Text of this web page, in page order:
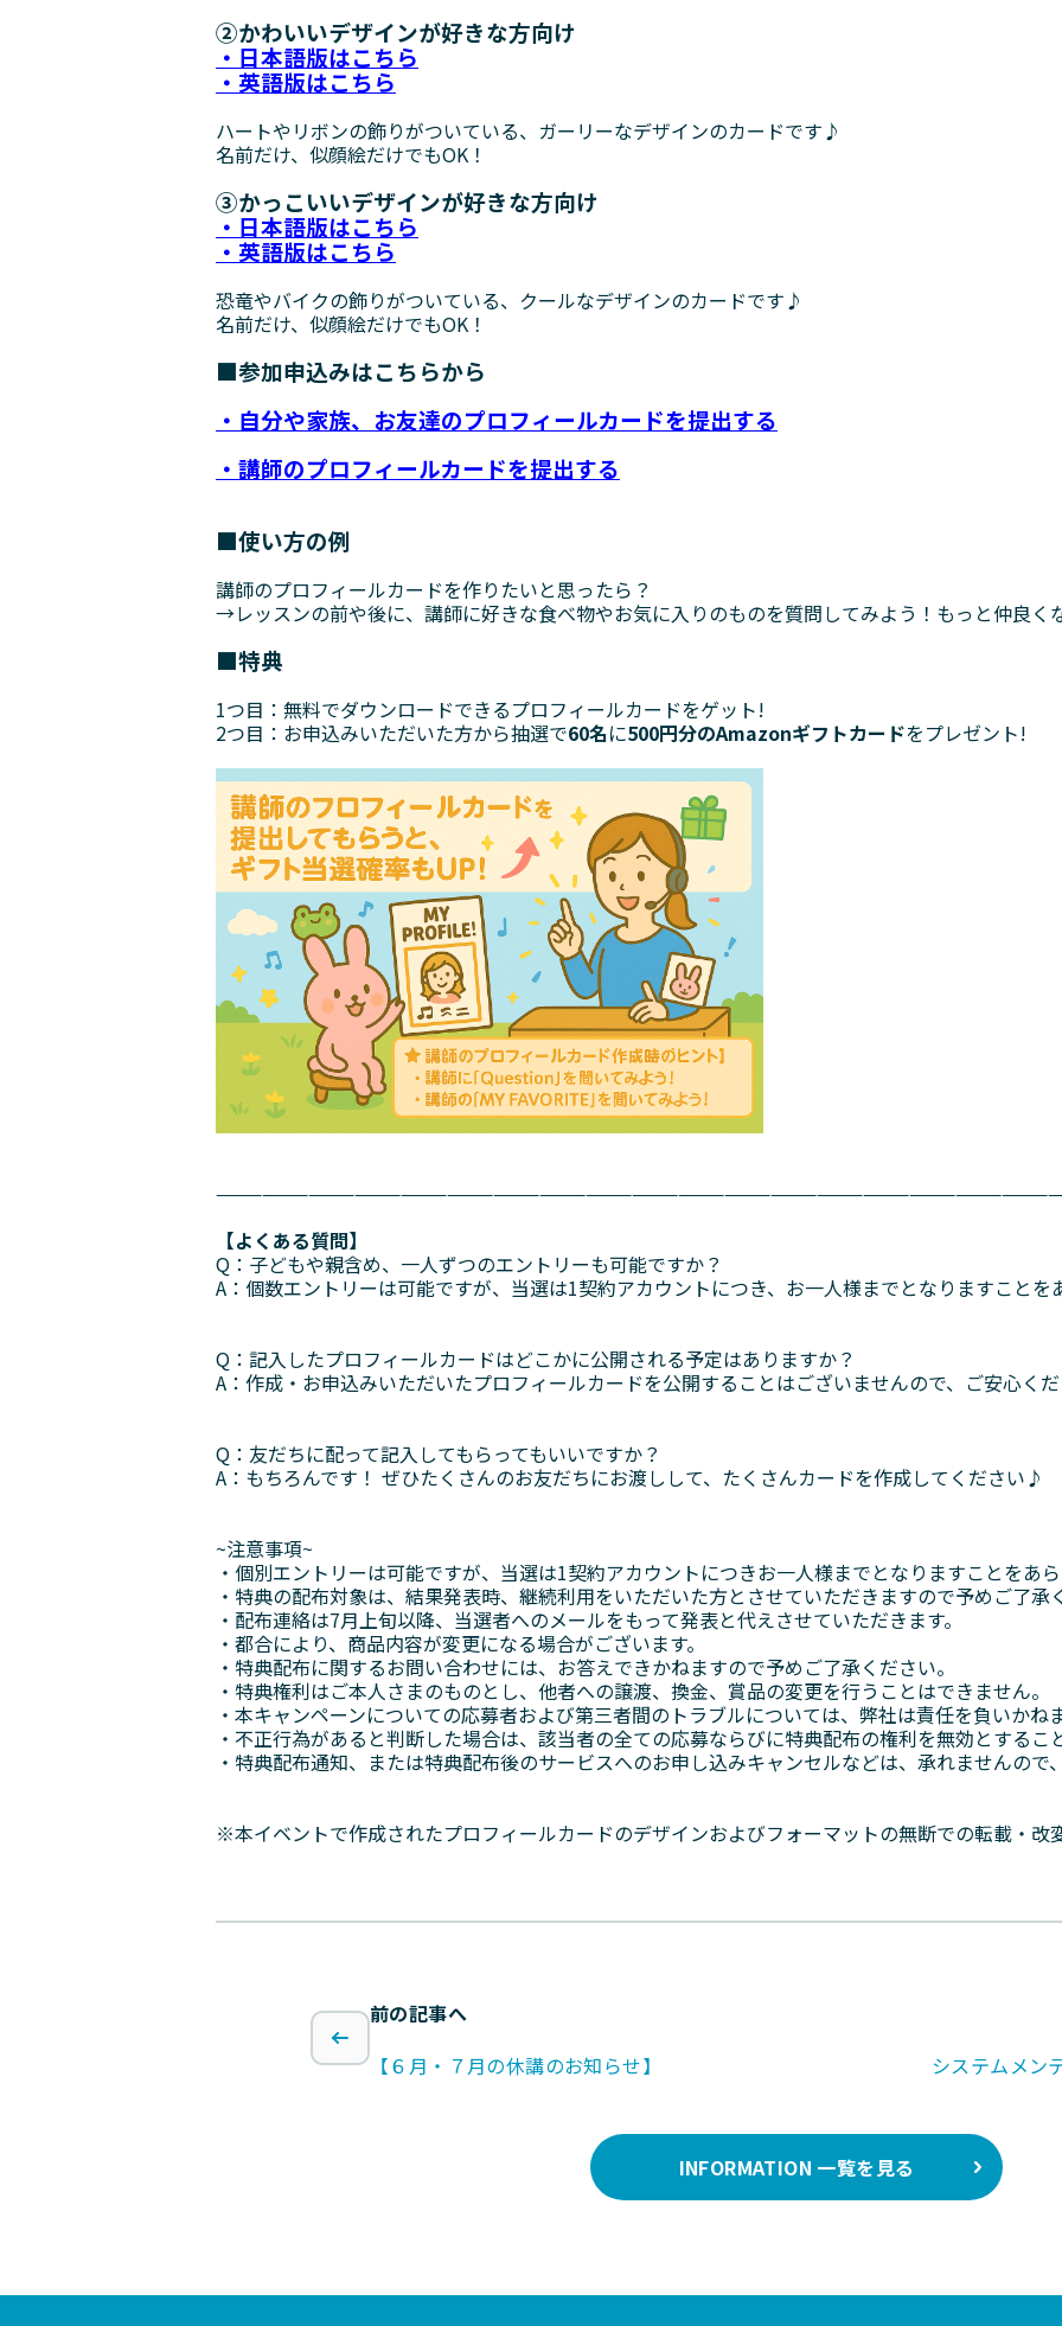
②かわいいデザインが好きな方向け
・ 日本語版はこちら
・英語版はこちら
ハートやリボンの飾りがついている、ガーリーなデザインのカードです♪
名前だけ、似顔絵だけでもOK！
③かっこいいデザインが好きな方向け
・日本語版はこちら
・英語版はこちら
恐竜やバイクの飾りがついている、クールなデザインのカードです♪
名前だけ、似顔絵だけでもOK！
■参加申込みはこちらから
・自分や家族、お友達のプロフィールカードを提出する
・講師のプロフィールカードを提出する
■使い方の例
講師のプロフィールカードを作りたいと思ったら？
→レッスンの前や後に、講師に好きな食べ物やお気に入りのものを質問してみよう！もっと仲良
■特典
1つ目：無料でダウンロードできるプロフィールカードをゲット!
2つ目：お申込みいただいた方から抽選で60名に500円分のAmazonギフトカードをプレゼント!
【よくある質問】
Q：子どもや親含め、一人ずつのエントリーも可能ですか？
A：個数エントリーは可能ですが、当選は1契約アカウントにつき、お一人様までとなりますことを
Q：記入したプロフィールカードはどこかに公開される予定はありますか？
A：作成・お申込みいただいたプロフィールカードを公開することはございませんので、ご安心くだ
Q：友だちに配って記入してもらってもいいですか？
A：もちろんです！ ぜひたくさんのお友だちにお渡しして、たくさんカードを作成してください♪
~注意事項~
・個別エントリーは可能ですが、当選は1契約アカウントにつきお一人様までとなりますことをあ
・特典の配布対象は、結果発表時、継続利用をいただいた方とさせていただきますので予めご了承
・配布連絡は7月上旬以降、当選者へのメールをもって発表と代えさせていただきます。
・都合により、商品内容が変更になる場合がございます。
・特典配布に関するお問い合わせには、お答えできかねますので予めご了承ください。
・特典権利はご本人さまのものとし、他者への譲渡、換金、賞品の変更を行うことはできません。
・本キャンペーンについての応募者および第三者間のトラブルについては、弊社は責任を負いかねま
・不正行為があると判断した場合は、該当者の全ての応募ならびに特典配布の権利を無効とするこ
・特典配布通知、または特典配布後のサービスへのお申し込みキャンセルなどは、承れませんので
※本イベントで作成されたプロフィールカードのデザインおよびフォーマットの無断での転載・改
前の記事へ
【６月・７月の休講のお知らせ】
システムメン
INFORMATION 一覧を見る